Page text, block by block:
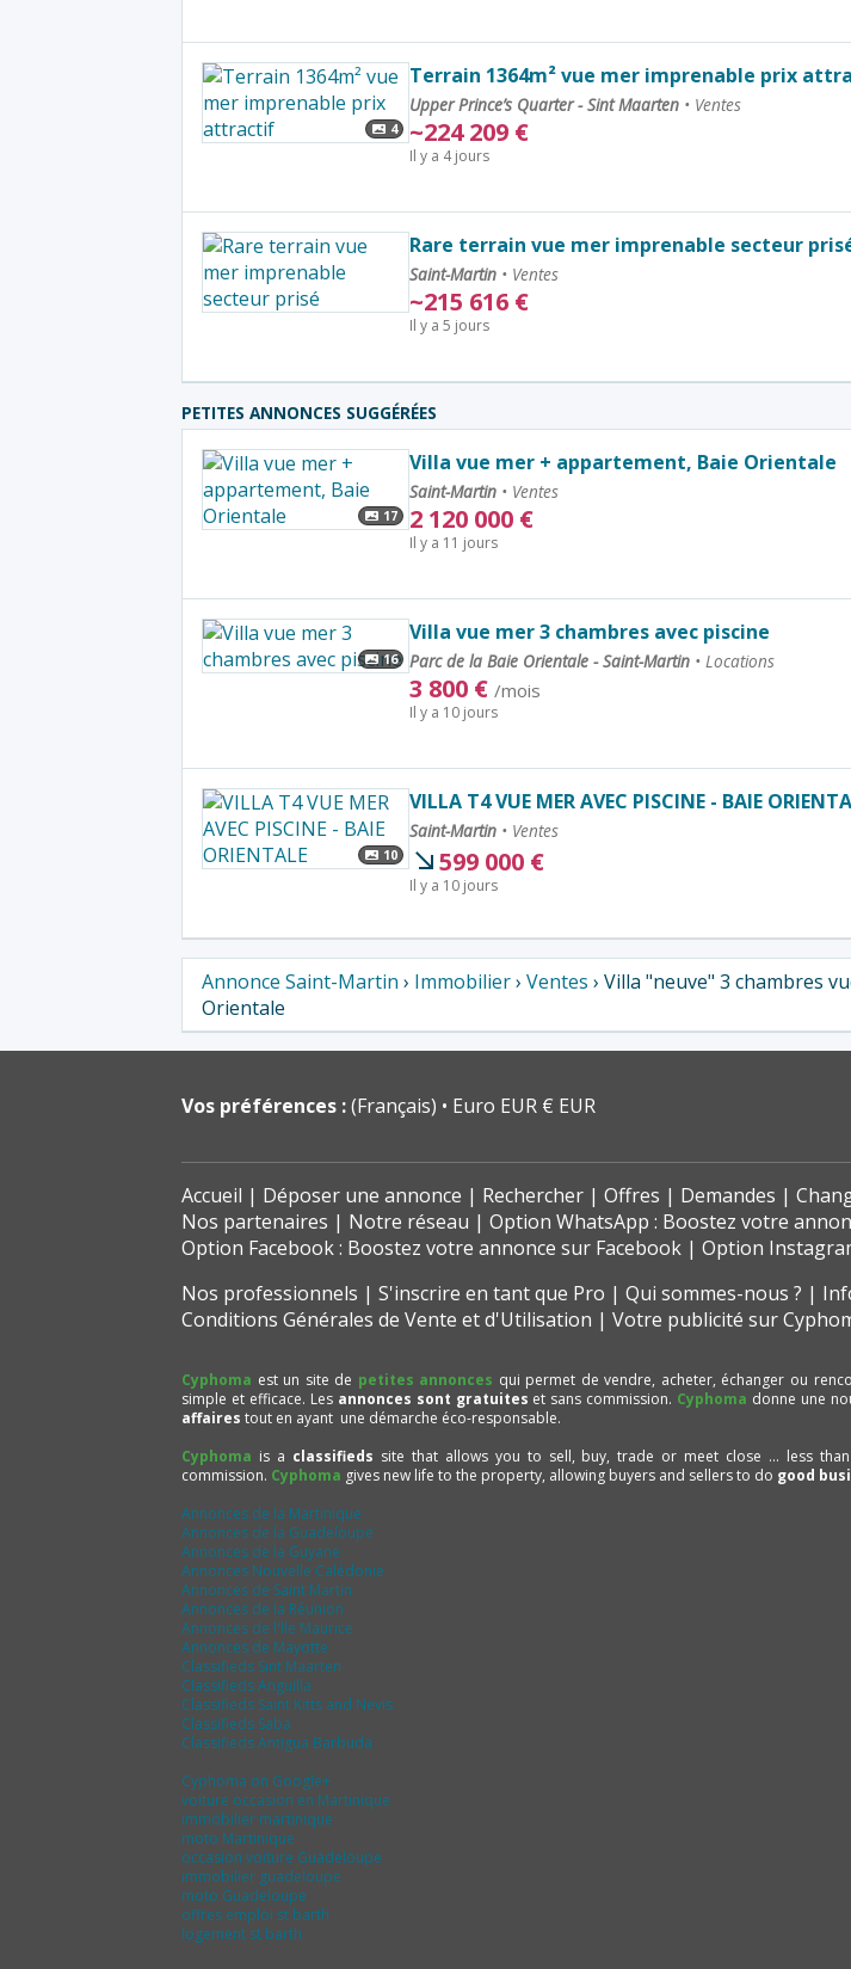
4
Terrain 1364m² vue mer imprenable prix
Upper Prince’s Quarter - Sint Maarten • Ventes
~224 209 €
Il y a 4 jours
Rare terrain vue mer imprenable secteur
Saint-Martin • Ventes
~215 616 €
Il y a 5 jours
PETITES ANNONCES SUGGÉRÉES
17
Villa vue mer + appartement, Baie Orientale
Saint-Martin • Ventes
2 120 000 €
Il y a 11 jours
16
Villa vue mer 3 chambres avec piscine
Parc de la Baie Orientale - Saint-Martin • Locations
3 800 € /mois
Il y a 10 jours
10
VILLA T4 VUE MER AVEC PISCINE - BAIE
Saint-Martin • Ventes
599 000 €
Il y a 10 jours
Annonce Saint-Martin › Immobilier› Ventes › Villa "neuve" 3 chambres
Orientale
Vos préférences :(Français) Euro EUR € EUR
Accueil Déposer une annonce Rechercher Offres Demandes
Nos partenaires
Notre réseau
Option WhatsApp : Boostez votre
Option Facebook : Boostez votre annonce sur Facebook
Option
Nos professionnels
S'inscrire en tant que Pro Qui sommes-nous ?
Conditions Générales de Vente et d'Utilisation
Votre publicité sur
Cyphoma est un site de petites annonces qui permet de vendre, acheter, échanger ou
simple et efficace. Les annonces sont gratuites et sans commission. Cyphoma donne une
affaires tout en ayant une démarche éco-responsable.
Cyphoma is a classifieds site that allows you to sell, buy, trade or meet close ... less
commission. Cyphoma gives new life to the property, allowing buyers and sellers to do good
Annonces de la Martinique
Annonces de la Guadeloupe
Annonces de la Guyane
Annonces Nouvelle Calédonie
Annonces de Saint Martin
Annonces de la Réunion
Annonces de l'Ile Maurice
Annonces de Mayotte
Classifieds Sint Maarten
Classifieds Anguilla
Classifieds Saint Kitts and Nevis
Classifieds Saba
Classifieds Antigua Barbuda
Cyphoma on Google+
voiture occasion en Martinique
immobilier martinique
moto Martinique
occasion voiture Guadeloupe
immobilier guadeloupe
moto Guadeloupe
offres emploi st barth
logement st barth